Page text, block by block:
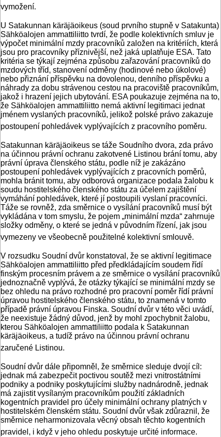
vymožení.
U Satakunnan käräjäoikeus (soud prvního stupně v Satakunta)
Sähköalojen ammattiliitto tvrdí, že podle kolektivních smluv je
výpočet minimální mzdy pracovníků založen na kritériích, která
jsou pro pracovníky příznivější, než jaká uplatňuje ESA. Tato
kritéria se týkají zejména způsobu zařazování pracovníků do
mzdových tříd, stanovení odměny (hodinové nebo úkolové)
nebo přiznání příspěvku na dovolenou, denního příspěvku a
náhrady za dobu strávenou cestou na pracoviště pracovníkům,
jakož i hrazení jejich ubytování. ESA poukazuje zejména na to,
že Sähköalojen ammattiliitto nemá aktivní legitimaci jednat
jménem vyslaných pracovníků, jelikož polské právo zakazuje
postoupení pohledávek vyplývajících z pracovního poměru.
Satakunnan käräjäoikeus se táže Soudního dvora, zda právo
na účinnou právní ochranu zakotvené Listinou brání tomu, aby
právní úprava členského státu, podle níž je zakázáno
postoupení pohledávek vyplývajících z pracovních poměrů,
mohla bránit tomu, aby odborová organizace podala žalobu k
soudu hostitelského členského státu za účelem zajištění
vymáhání pohledávek, které jí postoupili vyslaní pracovníci.
Táže se rovněž, zda směrnice o vysílání pracovníků musí být
vykládána v tom smyslu, že pojem „minimální mzda“ zahrnuje
složky odměny, o které se jedná v původním řízení, jak jsou
vymezeny ve všeobecně použitelné kolektivní smlouvě.
V rozsudku Soudní dvůr konstatoval, že se aktivní legitimace
Sähköalojen ammattiliitto před předkládajícím soudem řídí
finským procesním právem a ze směrnice o vysílání pracovníků
jednoznačně vyplývá, že otázky týkající se minimální mzdy se
bez ohledu na právo rozhodné pro pracovní poměr řídí právní
úpravou hostitelského členského státu, to znamená v tomto
případě právní úpravou Finska. Soudní dvůr v této věci uvádí,
že neexistuje žádný důvod, jenž by mohl zpochybnit žalobu,
kterou Sähköalojen ammattiliitto podala k Satakunnan
käräjäoikeus, a tudíž právo na účinnou právní ochranu
zaručené Listinou.
Soudní dvůr dále připomněl, že směrnice sleduje dvojí cíl:
jednak má zabezpečit poctivou soutěž mezi vnitrostátními
podniky a podniky poskytujícími služby nadnárodně, jednak
má zajistit vysílaným pracovníkům použití základních
kogentních pravidel pro účely minimální ochrany platných v
hostitelském členském státu. Soudní dvůr však zdůraznil, že
směrnice neharmonizovala věcný obsah těchto kogentních
pravidel, i když v jeho ohledu poskytuje určité informace.